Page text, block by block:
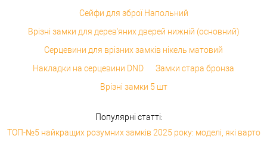
Сейфи для зброї Напольний
Врізні замки для дерев'яних дверей нижній (основний)
Серцевини для врізних замків нікель матовий
Накладки на серцевини DND
Замки стара бронза
Врізні замки 5 шт
Популярні статті:
ТОП-№5 найкращих розумних замків 2025 року: моделі, які варто